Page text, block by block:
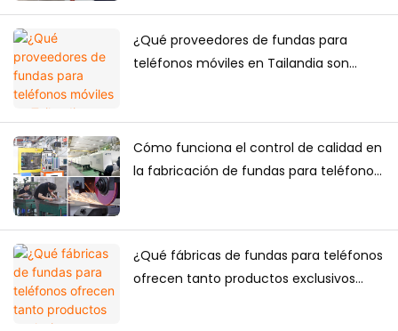
¿Qué proveedores de fundas para
teléfonos móviles en Tailandia son
Cómo funciona el control de calidad en
la fabricación de fundas para teléfonos:
¿Qué fábricas de fundas para teléfonos
ofrecen tanto productos exclusivos